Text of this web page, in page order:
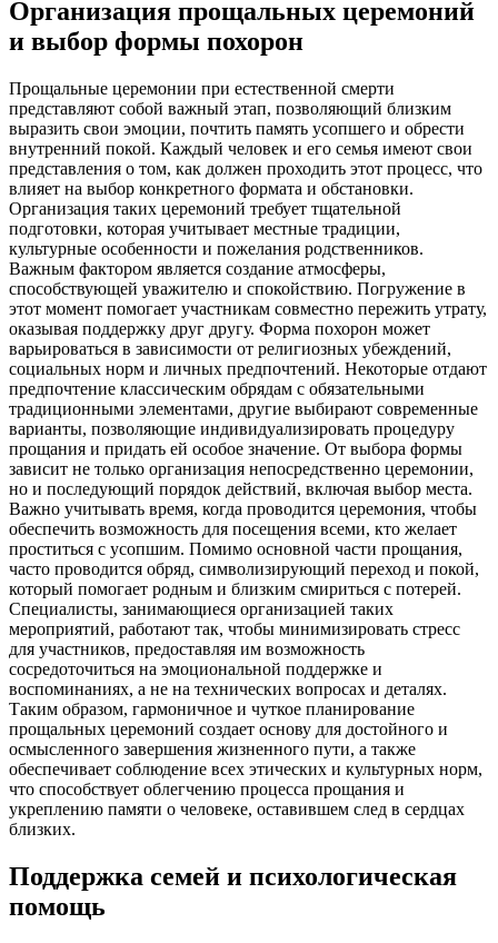
Организация прощальных церемоний
и выбор формы похорон
Прощальные церемонии при естественной смерти
представляют собой важный этап, позволяющий близким
выразить свои эмоции, почтить память усопшего и обрести
внутренний покой. Каждый человек и его семья имеют свои
представления о том, как должен проходить этот процесс, что
влияет на выбор конкретного формата и обстановки.
Организация таких церемоний требует тщательной
подготовки, которая учитывает местные традиции,
культурные особенности и пожелания родственников.
Важным фактором является создание атмосферы,
способствующей уважителю и спокойствию. Погружение в
этот момент помогает участникам совместно пережить утрату,
оказывая поддержку друг другу. Форма похорон может
варьироваться в зависимости от религиозных убеждений,
социальных норм и личных предпочтений. Некоторые отдают
предпочтение классическим обрядам с обязательными
традиционными элементами, другие выбирают современные
варианты, позволяющие индивидуализировать процедуру
прощания и придать ей особое значение. От выбора формы
зависит не только организация непосредственно церемонии,
но и последующий порядок действий, включая выбор места.
Важно учитывать время, когда проводится церемония, чтобы
обеспечить возможность для посещения всеми, кто желает
проститься с усопшим. Помимо основной части прощания,
часто проводится обряд, символизирующий переход и покой,
который помогает родным и близким смириться с потерей.
Специалисты, занимающиеся организацией таких
мероприятий, работают так, чтобы минимизировать стресс
для участников, предоставляя им возможность
сосредоточиться на эмоциональной поддержке и
воспоминаниях, а не на технических вопросах и деталях.
Таким образом, гармоничное и чуткое планирование
прощальных церемоний создает основу для достойного и
осмысленного завершения жизненного пути, а также
обеспечивает соблюдение всех этических и культурных норм,
что способствует облегчению процесса прощания и
укреплению памяти о человеке, оставившем след в сердцах
близких.
Поддержка семей и психологическая
помощь